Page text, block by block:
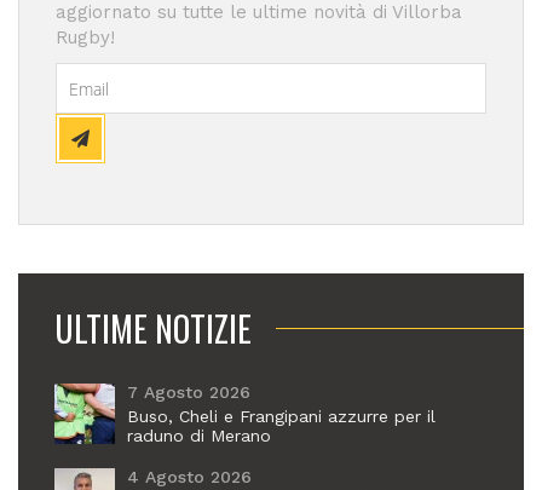
aggiornato su tutte le ultime novità di Villorba
Rugby!
ULTIME NOTIZIE
7 Agosto 2026
Buso, Cheli e Frangipani azzurre per il
raduno di Merano
4 Agosto 2026